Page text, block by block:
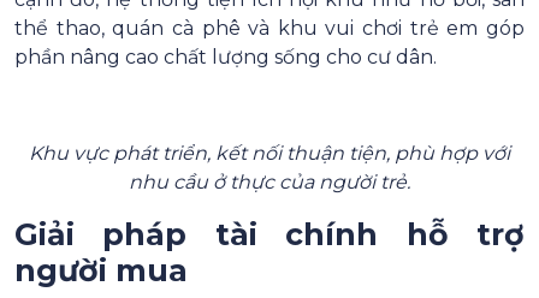
thể thao, quán cà phê và khu vui chơi trẻ em góp
phần nâng cao chất lượng sống cho cư dân.
Khu vực phát triển, kết nối thuận tiện, phù hợp với
nhu cầu ở thực của người trẻ.
Giải pháp tài chính hỗ trợ
người mua